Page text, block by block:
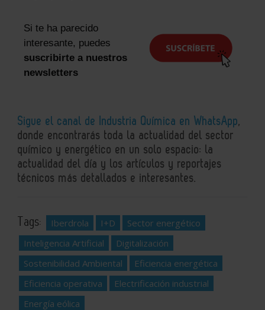
Si te ha parecido
interesante, puedes
suscribirte a nuestros
newsletters
Sigue el canal de Industria Química en WhatsApp,
donde encontrarás toda la actualidad del sector
químico y energético en un solo espacio: la
actualidad del día y los artículos y reportajes
técnicos más detallados e interesantes.
Tags: Iberdrola I+D
Sector energético
Inteligencia Artificial
Digitalización
Sostenibilidad Ambiental
Eficiencia energética
Eficiencia operativa
Electrificación industrial
Energía eólica